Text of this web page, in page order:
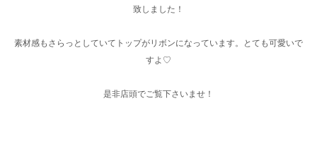
致しました！
素材感もさらっとしていてトップがリボンになっています。とても可愛いで
すよ♡
是非店頭でご覧下さいませ！